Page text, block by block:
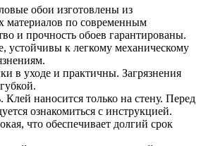
обои изготовлены из
материалов по современным
и прочность обоев гарантированы.
устойчивы к легкому механическому
в уходе и практичны. Загрязнения
наносится только на стену. Перед
ознакомиться с инструкцией.
что обеспечивает долгий срок